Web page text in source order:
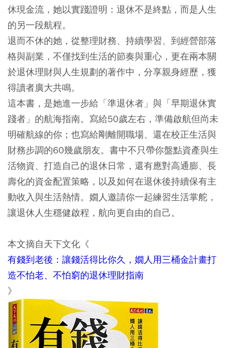
休現金流，她以實踐證明：退休不是終點，而是人生
的另一段航程。
退而不休的她，從整理財務、持續學習、到經營部落
格與副業，不僅找到生活的節奏與重心，更在兩本關
於退休理財與人生規劃的著作中，分享親身經歷，獲
得讀者廣大共鳴。
這本書，是她進一步給「準退休者」與「早期退休實
踐者」的航海指南。寫給50歲左右，準備啟航但尚未
明確航線的你；也寫給剛離開職場、還在校正生活與
財務步調的60幾歲朋友。書中不只帶你盤點資產與生
活物資、打造自己的退休日常，還有應對高通膨、長
壽化的資金配置策略，以及如何在退休後持續保有主
動收入與生活熱情。嫺人邀請你一起練習生活掌舵，
讓退休人生穩健啟程，航向更自由的自己。
本文摘自天下文化《
有錢到老後：讓錢活得比你久，嫺人用三桶金計畫打
造不怕老、不怕窮的退休理財指南
》